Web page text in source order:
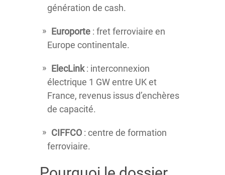
génération de cash.
Europorte : fret ferroviaire en
Europe continentale.
ElecLink: interconnexion
électrique 1 GW entre UK et
France, revenus issus d’enchères
de capacité.
CIFFCO : centre de formation
ferroviaire.